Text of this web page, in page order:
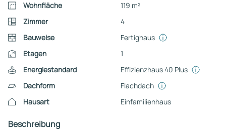
Wohnfläche
119 m²
Zimmer
4
Bauweise
Fertighaus
Etagen
1
Energiestandard
Effizienzhaus 40 Plus
Dachform
Flachdach
Hausart
Einfamilienhaus
Beschreibung